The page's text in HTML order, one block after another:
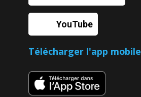
YouTube
Télécharger l'app mobile